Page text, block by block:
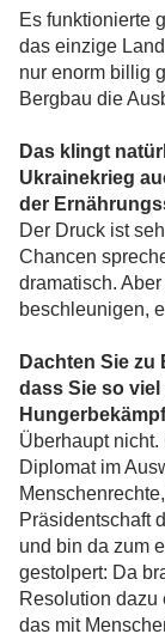
Es funktionierte
das einzige
nur enorm billig
Bergbau die
Das klingt
Ukrainekrieg
der
Der Druck ist
Chancen
dramatisch.
beschleunigen,
Dachten Sie
dass Sie so
Überhaupt
Diplomat im
Präsidentschaft
und bin da zum
gestolpert: Da
Resolution dazu
das mit